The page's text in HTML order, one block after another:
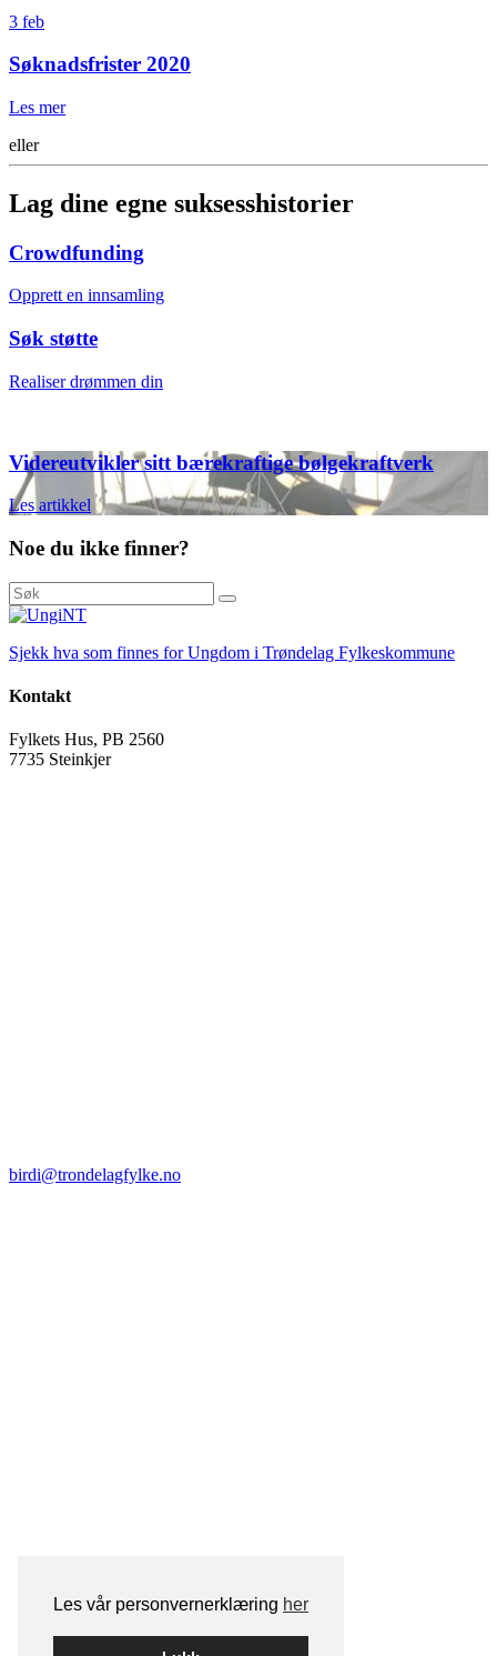
Les vår personvernerklæring her
3 feb
Søknadsfrister 2020
Les mer
eller
Lag dine egne suksesshistorier
Crowdfunding
Opprett en innsamling
Søk støtte
Realiser drømmen din
Videreutvikler sitt bærekraftige bølgekraftverk
Les artikkel
Noe du ikke finner?
Sjekk hva som finnes for Ungdom i Trøndelag Fylkeskommune
Kontakt
Fylkets Hus, PB 2560
7735 Steinkjer
birdi@trondelagfylke.no